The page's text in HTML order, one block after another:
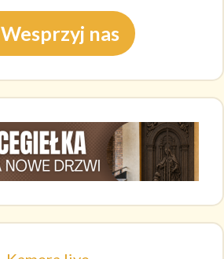
Wesprzyj nas